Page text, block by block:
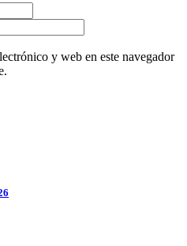
y web en este navegador